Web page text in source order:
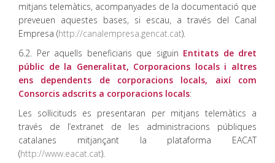
mitjans telemàtics, acompanyades de la documentació que
preveuen aquestes bases, si escau, a través del Canal
Empresa (http://canalempresa.gencat.cat).
6.2. Per aquells beneficiaris que siguin Entitats de dret
públic de la Generalitat, Corporacions locals i altres
ens dependents de corporacions locals, així com
Consorcis adscrits a corporacions locals:
Les sol·licituds es presentaran per mitjans telemàtics a
través de l’extranet de les administracions públiques
catalanes mitjançant la plataforma EACAT
(http://www.eacat.cat).